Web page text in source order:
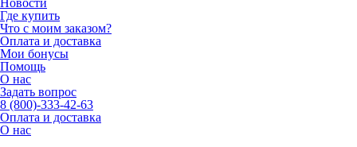
Где купить
Что с моим заказом?
Оплата и доставка
Мои бонусы
Помощь
О нас
Задать вопрос
8 (800)-333-42-63
Оплата и доставка
О нас